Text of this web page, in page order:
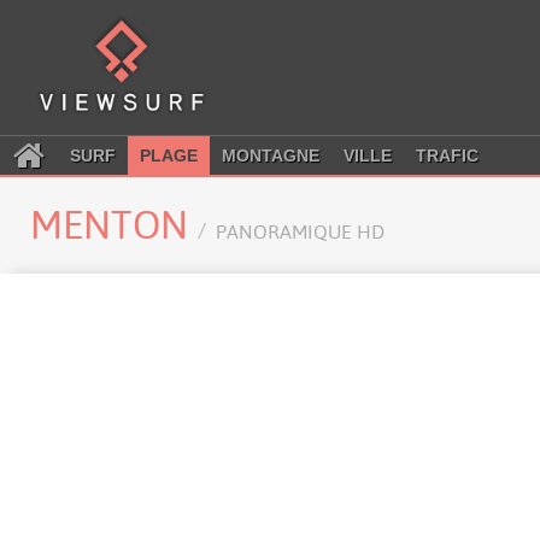
SURF PLAGE MONTAGNE VILLE TRAFIC
MENTON PANORAMIQUE HD